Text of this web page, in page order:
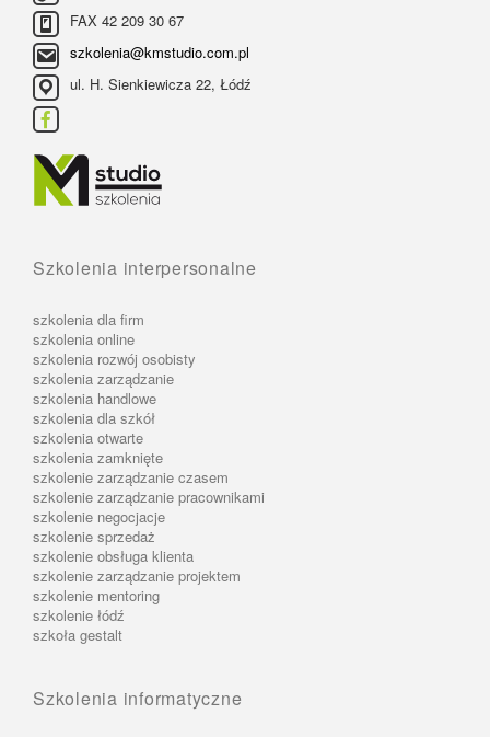
FAX 42 209 30 67
szkolenia@kmstudio.com.pl
ul. H. Sienkiewicza 22, Łódź
Szkolenia interpersonalne
szkolenia dla firm
szkolenia online
szkolenia rozwój osobisty
szkolenia zarządzanie
szkolenia handlowe
szkolenia dla szkół
szkolenia otwarte
szkolenia zamknięte
szkolenie zarządzanie czasem
szkolenie zarządzanie pracownikami
szkolenie negocjacje
szkolenie sprzedaż
szkolenie obsługa klienta
szkolenie zarządzanie projektem
szkolenie mentoring
szkolenie łódź
szkoła gestalt
Szkolenia informatyczne